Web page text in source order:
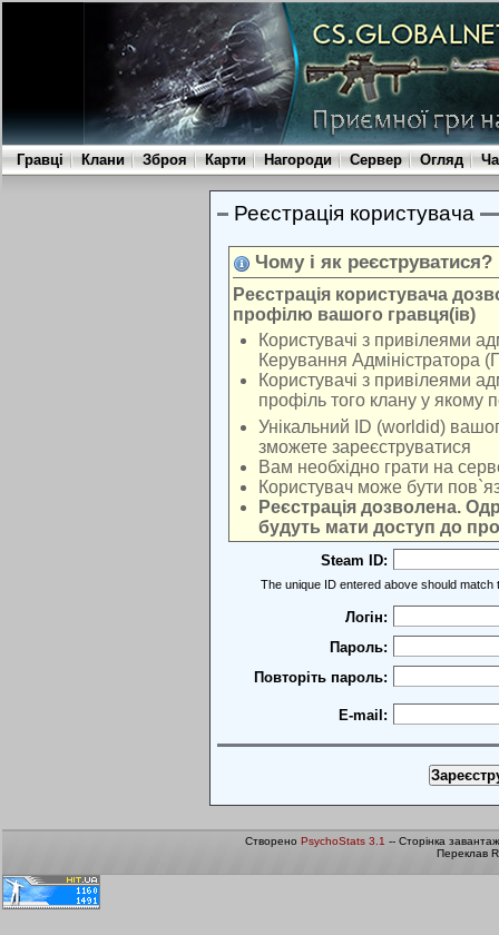
Гравці Клани Зброя Карти Нагороди Сервер Огляд
Реєстрація користувача
Чому і як реєструватися?
Реєстрація користувача
профілю вашого гравця(ів)
Користувачі з привілеями
Керування Адміністратора
Користувачі з привілеями
профіль того клану у якому
Унікальний ID (worldid)
зможете зареєструватися
Вам необхідно грати на
Користувач може бути
Реєстрація дозволена.
будуть мати доступ до
Steam ID:
The unique ID entered above should match
Логін:
Пароль:
Повторіть пароль:
E-mail:
Створено PsychoStats 3.1 -- Сторінка
Переклав